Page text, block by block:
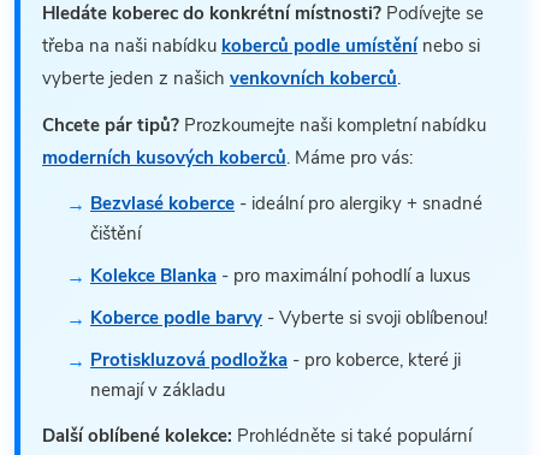
Hledáte koberec do konkrétní místnosti? Podívejte se
třeba na naši nabídku koberců podle umístěnínebo si
vyberte jeden z našich venkovních koberců.
Chcete pár tipů? Prozkoumejte naši kompletní nabídku
moderních kusových koberců. Máme pro vás:
Bezvlasé koberce - ideální pro alergiky + snadné
čištění
Kolekce Blanka - pro maximální pohodlí a luxus
Koberce podle barvy - Vyberte si svoji oblíbenou!
Protiskluzová podložka - pro koberce, které ji
nemají v základu
Další oblíbené kolekce: Prohlédněte si také populární